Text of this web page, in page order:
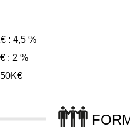
: 4,5 %
: 2 %